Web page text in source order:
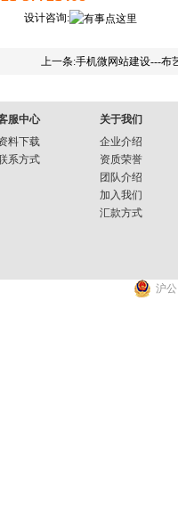
设计咨询:
上一条:手机微网站建设---布
服中心
料下载
系方式
关于我们
企业介绍
资质荣誉
团队介绍
加入我们
汇款方式
沪公